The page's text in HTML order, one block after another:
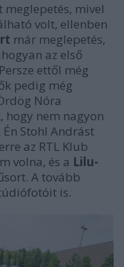
meglepetés, mivel
volt, ellenben
már meglepetés,
az első
ettől még
pedig még
Nóra
nem nagyon
Stohl Andrást
az RTL Klub
volna, és a Lilu-
A tovább
is.